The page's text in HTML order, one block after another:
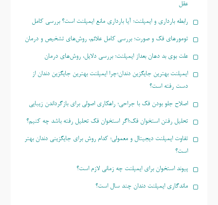
عقل
رابطه بارداری و ایمپلنت؛ آیا بارداری مانع ایمپلنت است؟ بررسی کامل
تومورهای فک و صورت؛ بررسی کامل علائم، روش‌های تشخیص و درمان
علت بوی بد دهان بعداز ایمپلنت؛ بررسی دلایل، روش‌های درمان
ایمپلنت بهترین جایگزین دندان؛چرا ایمپلنت بهترین جایگزین دندان از
دست رفته است؟
اصلاح جلو بودن فک با جراحی؛ راهکاری اصولی برای بازگرداندن زیبایی
تحلیل رفتن استخوان فک؛اگر استخوان فک تحلیل رفته باشد چه کنیم؟
تفاوت ایمپلنت دیجیتال و معمولی؛ کدام روش برای جایگزینی دندان بهتر
است؟
پیوند استخوان برای ایمپلنت چه زمانی لازم است؟
ماندگاری ایمپلنت دندان چند سال است؟